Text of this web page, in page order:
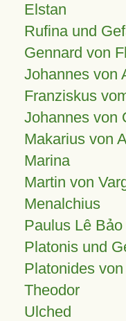
Elstan
Rufina und
Gennard von
Johannes von
Franziskus
Johannes von
Makarius von
Marina
Martin von
Menalchius
Paulus Lê Bảo
Platonis und
Platonides
Theodor
Ulched